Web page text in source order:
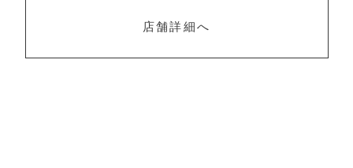
店舗詳細へ